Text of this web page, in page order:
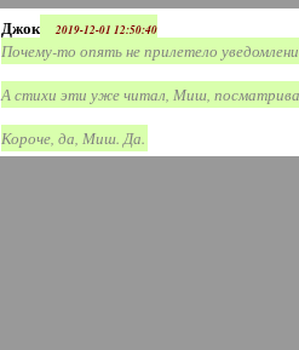
Джок 2019-12-01 12:50:40
Почему-то опять не прилетело
А стихи эти уже читал, Миш,
Короче, да, Миш. Да.